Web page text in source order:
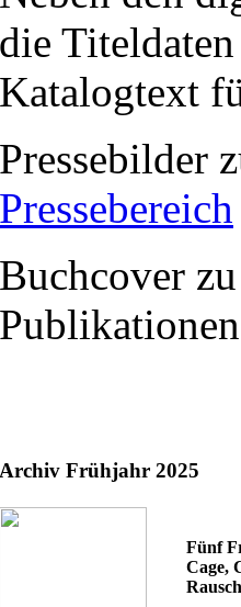
die
Katalogtext
Pressebilder
Pressebereich
Buchcover
Archiv Frühjahr 2025
Fünf
Cage,